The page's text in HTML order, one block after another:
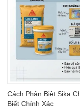
Cách Phân Biệt Sika
Biết Chính Xác